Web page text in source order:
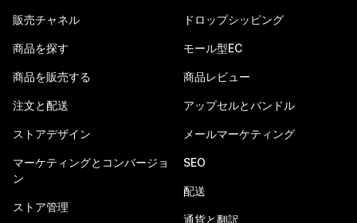
販売チャネル
商品を探す
商品を販売する
注文と配送
ストアデザイン
マーケティングとコンバージョ
ン
ストア管理
ドロップシッピング
モール型EC
商品レビュー
アップセルとバンドル
メールマーケティング
SEO
配送
通貨と翻訳